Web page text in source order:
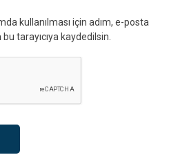
kullanılması için adım, e-posta
tarayıcıya kaydedilsin.